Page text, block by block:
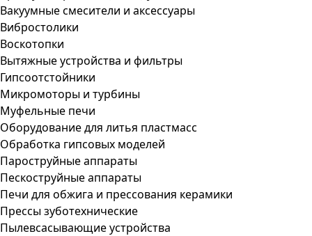
Вакуумные смесители и аксессуары
Вибростолики
Воскотопки
Вытяжные устройства и фильтры
Гипсоотстойники
Микромоторы и турбины
Муфельные печи
Оборудование для литья пластмасс
Обработка гипсовых моделей
Пароструйные аппараты
Пескоструйные аппараты
Печи для обжига и прессования керамики
Прессы зуботехнические
Пылевсасывающие устройства